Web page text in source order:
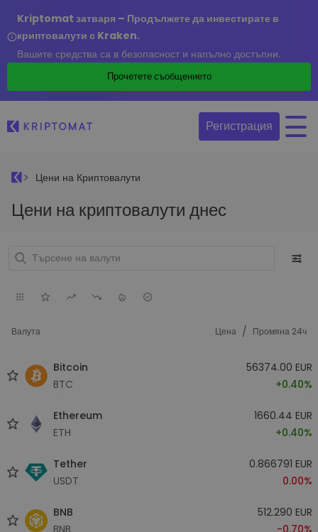
Kriptomat затваря – Продължете да инвестирате в
криптовалути с Kraken.
Вашите средства са в безопасност и напълно достъпни.
Прочетете съобщението
Регистрация
Цени на Криптовалути
Цени на криптовалути днес
Валута Цена / Промяна 24ч
Bitcoin
BTC
56374.00 EUR
+0.40%
Ethereum
ETH
1660.44 EUR
+0.40%
Tether
USDT
0.866791 EUR
0.00%
BNB
BNB
512.290 EUR
-0.70%